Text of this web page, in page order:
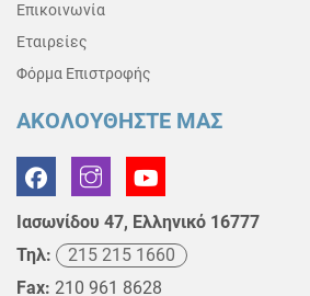
Επικοινωνία
Εταιρείες
Φόρμα Επιστροφής
ΑΚΟΛΟΥΘΗΣΤΕ ΜΑΣ
Ιασωνίδου 47, Ελληνικό 16777
Τηλ:
215 215 1660
Fax: 210 961 8628